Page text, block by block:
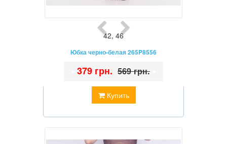
42, 46
Юбка черно-белая 265P8556
Купить
379 грн. 569 грн.